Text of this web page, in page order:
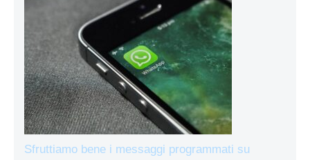
Sfruttiamo bene i messaggi programmati su